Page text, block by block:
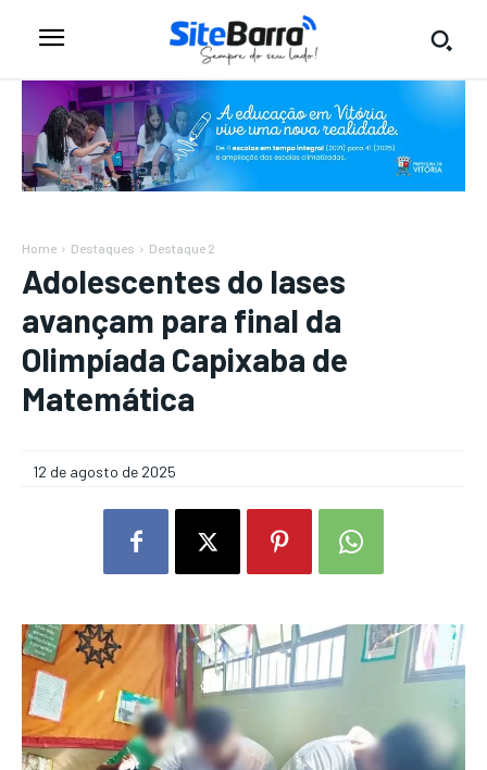
Home Destaques Destaque 2
Adolescentes do Iases
avançam para final da
Olimpíada Capixaba de
Matemática
12 de agosto de 2025